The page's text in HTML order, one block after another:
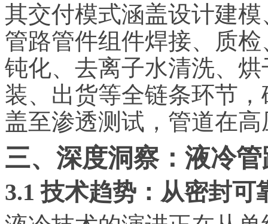
其交付模式涵盖设计建
管路管件组件焊接、质
钝化、去离子水清洗、
装、出货等全链条环节
盖至渗透测试，管道在
三、深度洞察：液冷
3.1 技术趋势：从密封可